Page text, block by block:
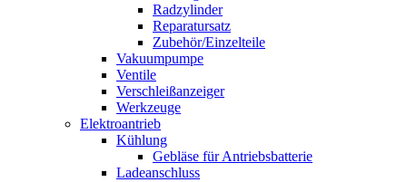
Radzylinder
Reparatursatz
Zubehör/Einzelteile
Vakuumpumpe
Ventile
Verschleißanzeiger
Werkzeuge
Elektroantrieb
Kühlung
Gebläse für Antriebsbatterie
Ladeanschluss